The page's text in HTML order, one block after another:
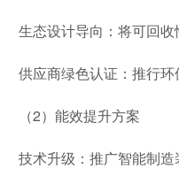
生态设计导向：将可回
供应商绿色认证：推行
（2）能效提升方案
技术升级：推广智能制